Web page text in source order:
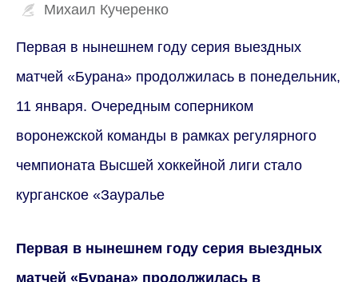
Михаил Кучеренко
Первая в нынешнем году серия выездных
матчей «Бурана» продолжилась в понедельник,
11 января. Очередным соперником
воронежской команды в рамках регулярного
чемпионата Высшей хоккейной лиги стало
курганское «Зауралье
Первая в нынешнем году серия выездных
матчей «Бурана» продолжилась в